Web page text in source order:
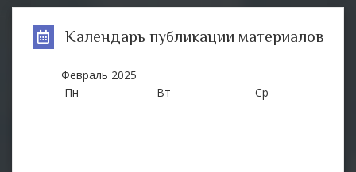
Календарь публикации материалов
Февраль 2025
Пн
Вт Ср